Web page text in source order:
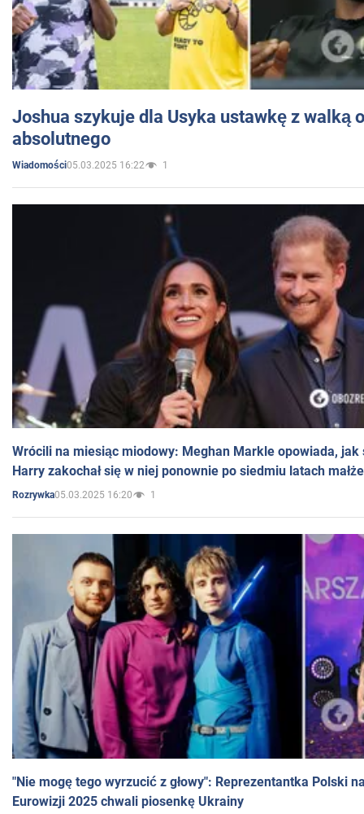
Joshua szykuje dla Usyka ustawkę z walką
absolutnego
Wiadomości05.03.2025 16:22 1
Wrócili na miesiąc miodowy: Meghan Markle opowiada, jak
Harry zakochał się w niej ponownie po siedmiu latach
Rozrywka05.03.2025 16:20 1
"Nie mogę tego wyrzucić z głowy": Reprezentantka Polski
Eurowizji 2025 chwali piosenkę Ukrainy